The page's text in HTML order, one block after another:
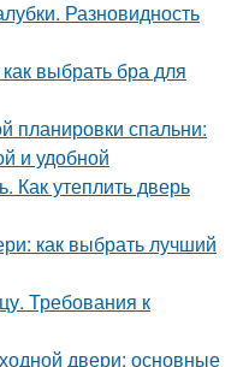
Разновидность
выбрать бра для
планировки спальни:
и удобной
Как утеплить дверь
как выбрать лучший
Требования к
двери: основные